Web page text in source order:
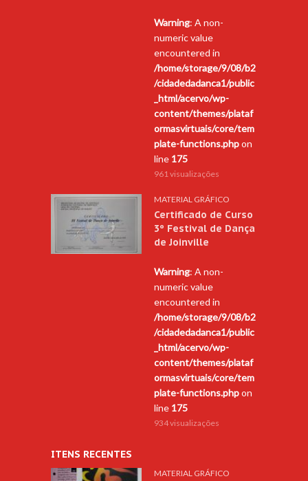
Warning: A non-
numeric value
encountered in
/home/storage/9/08/b2
/cidadedadanca1/public
_html/acervo/wp-
content/themes/plataf
ormasvirtuais/core/tem
plate-functions.phpon
line 175
961 visualizações
MATERIAL GRÁFICO
Certificado de Curso
3º Festival de Dança
de Joinville
Warning: A non-
numeric value
encountered in
/home/storage/9/08/b2
/cidadedadanca1/public
_html/acervo/wp-
content/themes/plataf
ormasvirtuais/core/tem
plate-functions.phpon
line 175
934 visualizações
ITENS RECENTES
MATERIAL GRÁFICO